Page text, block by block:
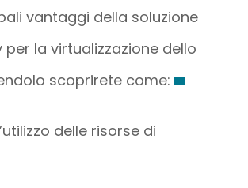
vantaggi della soluzione
per la virtualizzazione dello
scoprirete come:
delle risorse di